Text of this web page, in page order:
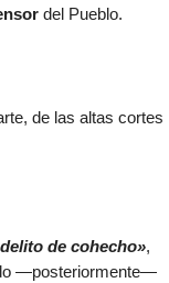
del Pueblo.
de las altas cortes
de cohecho»,
—posteriormente—